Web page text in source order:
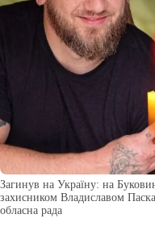
Загинув на Україну: на
захисником Владиславом
обласна рада